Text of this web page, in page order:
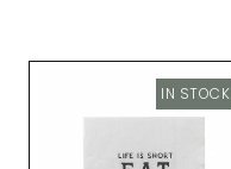
IN STOCK